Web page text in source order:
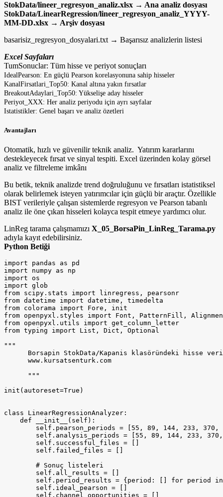
StokData/lineer_regresyon_analiz.xlsx → Ana analiz dosyası
StokData/LinearRegression/lineer_regresyon_analiz_YYYY-
MM-DD.xlsx → Arşiv dosyası
basarisiz_regresyon_dosyalari.txt → Başarısız analizlerin listesi
Excel Sayfaları
TumSonuclar: Tüm hisse ve periyot sonuçları
IdealPearson: En güçlü Pearson korelasyonuna sahip hisseler
KanalFirsatlari_Top50: Kanal altına yakın fırsatlar
BreakoutAdaylari_Top50: Yükselişe aday hisseler
Periyot_XXX: Her analiz periyodu için ayrı sayfalar
Istatistikler: Genel başarı ve analiz özetleri
Avantajları
Otomatik, hızlı ve güvenilir teknik analiz. Yatırım kararlarını
destekleyecek fırsat ve sinyal tespiti. Excel üzerinden kolay görsel
analiz ve filtreleme imkânı
Bu betik, teknik analizde trend doğruluğunu ve fırsatları istatistiksel
olarak belirlemek isteyen yatırımcılar için güçlü bir araçtır. Özellikle
BIST verileriyle çalışan sistemlerde regresyon ve Pearson tabanlı
analiz ile öne çıkan hisseleri kolayca tespit etmeye yardımcı olur.
LinReg tarama çalışmamızı X_05_BorsaPin_LinReg_Tarama.py
adıyla kayıt edebilirsiniz.
Python Betiği
import pandas as pd
import numpy as np
import os
import glob
from scipy.stats import linregress, pearsonr
from datetime import datetime, timedelta
from colorama import Fore, init
from openpyxl.styles import Font, PatternFill, Alignment
from openpyxl.utils import get_column_letter
from typing import List, Dict, Optional

"""
      Borsapin StokData/Kapanis klasöründeki hisse verilerinden Lineer Regresyon ve Pearson analizi yapar
      www.kursatsenturk.com

      """

init(autoreset=True)


class LinearRegressionAnalyzer:
    def __init__(self):
        self.pearson_periods = [55, 89, 144, 233, 370, 610, 987]
        self.analysis_periods = [55, 89, 144, 233, 370, 610, 987]  # Özel analiz periyotları
        self.successful_files = []
        self.failed_files = []

        # Sonuç listeleri
        self.all_results = []
        self.period_results = {period: [] for period in self.pearson_periods}
        self.ideal_pearson = []
        self.channel_opportunities = []
        self.breakout_candidates = []
        self.statistics = {}

    @staticmethod
    def calculate_regression(data_df: pd.DataFrame, period: int) -> Optional[Dict]:
        """Lineer regresyon ve kanal hesaplama"""
        try:
            # Son 'period' a kadar veriyi al
            data_df = data_df.tail(period).copy()
            if len(data_df) < period:
                return None

            # X ekseni (zaman) ve Y ekseni (fiyat) değerleri
            x = np.arange(len(data_df))
            y = data_df["Kapanış"].values

            # Lineer regresyon hesaplama
            slope, intercept, r_value, p_value, std_err = linregress(x, y)

            # Trend çizgisi hesaplama
            trend_line = intercept + slope * x

            # Residual (artık) değerler ve standart sapma
            residuals = y - trend_line
            std_dev = np.std(residuals)

            # Kanal bantları (2 standart sapma)
            upper_channel = trend_line + 2 * std_dev
            lower_channel = trend_line - 2 * std_dev

            # Pearson korelasyon katsayısı
            corr, _ = pearsonr(x, y)

            # Son değerler
            upper_channel_value = round(float(upper_channel[-1]), 2)
            lower_channel_value = round(float(lower_channel[-1]), 2)
            trend_value = round(float(trend_line[-1]), 2)
            last_price = float(y[-1])

            # Yüzde farkları
            upper_diff_pct = round((last_price - upper_channel_value) / last_price * 100, 2)
            lower_diff_pct = round((last_price - lower_channel_value) / last_price * 100, 2)
            trend_diff_pct = round((last_price - trend_value) / last_price * 100, 2)

            # Trend yönü ve güç
            trend_direction = "Yükseliş" if slope > 0 else "Düşüş"
            trend_strength = "Güçlü" if abs(slope) > 0.05 else "Orta" if abs(slope) > 0.01 else "Zayıf"

            # Kanal pozisyonu
            channel_position = "Üst Bant" if upper_diff_pct >= -2 else "Alt Bant" if lower_diff_pct <= 2 else "Orta"

            return {
                "Periyot": period,
                "Kanal_Ust": upper_channel_value,
                "Kanal_Alt": lower_channel_value,
                "Trend_Cizgisi": trend_value,
                "Ust_Fark_Pct": upper_diff_pct,
                "Alt_Fark_Pct": lower_diff_pct,
                "Trend_Fark_Pct": trend_diff_pct,
                "Trend_Yonu": trend_direction,
                "Trend_Gucu": trend_strength,
                "Kanal_Pozisyonu": channel_position,
                "Pearson": round(corr, 4),
                "R_Kare": round(r_value ** 2, 4),
                "Slope": round(slope, 6),
                "P_Value": round(p_value, 6),
                "Std_Error": round(std_err, 6)
            }

        except Exception as e:
            print(f"{Fore.RED}❌ Regresyon hesaplama hatası (Period {period}): {e}")
            return None

    def process_single_file(self, file_path: str) -> bool:
        """Tek dosya için lineer regresyon analizi"""
        ticker_name = None
        try:
            # Dosya adından hisse adını alma
            file_name = os.path.basename(file_path)
            ticker_name = os.path.splitext(file_name)[0]

            print(f"{Fore.YELLOW} Lineer regresyon analizi: {ticker_name}...")

            # Excel dosyasını okuma
            df = pd.read_excel(file_path)

            # Gerekli sütunların varlığını kontrol etme
            if 'Tarih' not in df.columns or 'Kapanış' not in df.columns:
                raise ValueError("Tarih veya Kapanış sütunu bulunamadı")

            # Veri temizleme ve sıralama
            df = df[["Tarih", "Kapanış"]].dropna()
            df["Tarih"] = pd.to_datetime(df["Tarih"])
            df = df.sort_values("Tarih").reset_index(drop=True)
            df["Kapanış"] = pd.to_numeric(df["Kapanış"], errors='coerce')
            df = df.dropna()

            if df.empty:
                raise ValueError("Veri boş veya geçersiz")

            last_close = round(float(df["Kapanış"].iloc[-1]), 2)
            last_date = df["Tarih"].iloc[-1]

            print(f"{Fore.CYAN}   ⚡ Periyotlar hesaplanıyor: ", end="")

            # Her periyot için analiz
            ticker_pearson_data = {"Hisse_Adi": ticker_name, "Kapanış": last_close, "Tarih": last_date}

            for i, period in enumerate(self.pearson_periods):
                print(f"{period}", end="")

                result = self.calculate_regression(df.copy(), period)
                if result:
                    # Ana sonuç listesine ekle
                    main_result = {
                        "Hisse_Adi": ticker_name,
                        "Kapanış": last_close,
                        "Tarih": last_date,
                        **result
                    }
                    self.all_results.append(main_result)

                    # Periyot bazlı sonuçlara ekle
                    self.period_results[period].append(main_result)

                    # İdeal Pearson için veri toplama
                    ticker_pearson_data[f"Pearson_{period}"] = result["Pearson"]
                    ticker_pearson_data[f"Kanal_Pozisyon_{period}"] = result["Kanal_Pozisyonu"]
                    ticker_pearson_data[f"Alt_Fark_{period}"] = result["Alt_Fark_Pct"]
                    ticker_pearson_data[f"Ust_Fark_{period}"] = result["Ust_Fark_Pct"]

                if i < len(self.pearson_periods) - 1:
                    print(", ", end="")
            print()

            # İdeal Pearson listesine ekle
            self.ideal_pearson.append(ticker_pearson_data)

            # Özel analizler için kontrol
            self.analyze_opportunities(ticker_name, last_close, last_date, df)

            print(f"{Fore.GREEN}✅ {ticker_name} analizi tamamlandı.")
            self.successful_files.append(ticker_name)
            return True

        except Exception as e:
            print(f"{Fore.RED}❌ {ticker_name if ticker_name else file_path} için hata: {e}")
            self.failed_files.append(os.path.basename(file_path))
            return False

    def analyze_opportunities(self, ticker_name: str, last_close: float, last_date, df: pd.DataFrame):
        """Fırsat analizi - kanal alt bandı ve breakout adayları"""
        try:
            for period in self.analysis_periods:
                result = self.calculate_regression(df.copy(), period)
                if result:
                    # Alt banda yakın fırsatlar (Alt fark <= 4% ve Pearson >= 0.7)
                    if (-2 <= result["Alt_Fark_Pct"] <= 4 and
                            abs(result["Pearson"]) >= 0.7):
                        self.channel_opportunities.append({
                            "Hisse_Adi": ticker_name,
                            "Kapanış": last_close,
                            "Tarih": last_date,
                            "Periyot": period,
                            "Alt_Fark_Pct": result["Alt_Fark_Pct"],
                            "Pearson": result["Pearson"],
                            "Trend_Yonu": result["Trend_Yonu"],
                            "Kanal_Alt": result["Kanal_Alt"],
                            "Kanal_Ust": result["Kanal_Ust"],
                            "Potansiyel_Kazanc": round((result["Kanal_Ust"] - last_close) / last_close * 100, 2)
                        })

                    # Breakout adayları (Üst fark >= -4% ve Pearson >= 0.8)
                    if (-4 <= result["Ust_Fark_Pct"] <= 2 and
                            abs(result["Pearson"]) >= 0.8):
                        self.breakout_candidates.append({
                            "Hisse_Adi": ticker_name,
                            "Kapanış": last_close,
                            "Tarih": last_date,
                            "Periyot": period,
                            "Ust_Fark_Pct": result["Ust_Fark_Pct"],
                            "Pearson": result["Pearson"],
                            "Trend_Yonu": result["Trend_Yonu"],
                            "Kanal_Ust": result["Kanal_Ust"],
                            "Hedef_Fiyat": round(result["Kanal_Ust"] * 1.05, 2)  # %5 üst hedef
                        })

        except Exception as e:
            print(f"{Fore.RED}❌ Fırsat analizi hatası ({ticker_name}): {e}")

    def calculate_statistics(self):
        """İstatistik hesaplama"""
        try:
            print(f"{Fore.CYAN} İstatistikler hesaplanıyor...")

            # Genel istatistikler
            stats = {
                "Toplam_Analiz_Edilen": len(self.successful_files),
                "Basarisiz_Dosya": len(self.failed_files)
            }

            # Periyot bazlı istatistikler
            for period in self.pearson_periods:
                period_data = self.period_results[period]
                if period_data:
                    pearson_values = [item["Pearson"] for item in period_data if item.get("Pearson")]
                    stats[f"Ortalama_Pearson_{period}"] = round(np.mean(pearson_values), 4) if pearson_values else 0